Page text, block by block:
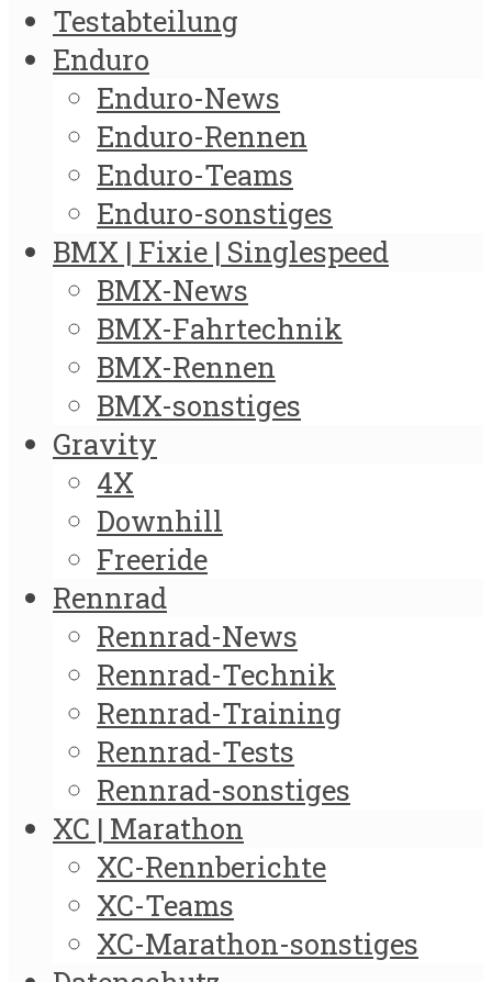
Testabteilung
Enduro
Enduro-News
Enduro-Rennen
Enduro-Teams
Enduro-sonstiges
BMX | Fixie | Singlespeed
BMX-News
BMX-Fahrtechnik
BMX-Rennen
BMX-sonstiges
Gravity
4X
Downhill
Freeride
Rennrad
Rennrad-News
Rennrad-Technik
Rennrad-Training
Rennrad-Tests
Rennrad-sonstiges
XC | Marathon
XC-Rennberichte
XC-Teams
XC-Marathon-sonstiges